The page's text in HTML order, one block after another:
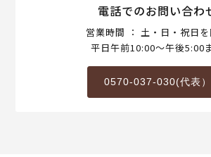
電話でのお問い合わ
営業時間 ： 土・日・祝日を
平日午前10:00～午後5:00
0570-037-030(代表）